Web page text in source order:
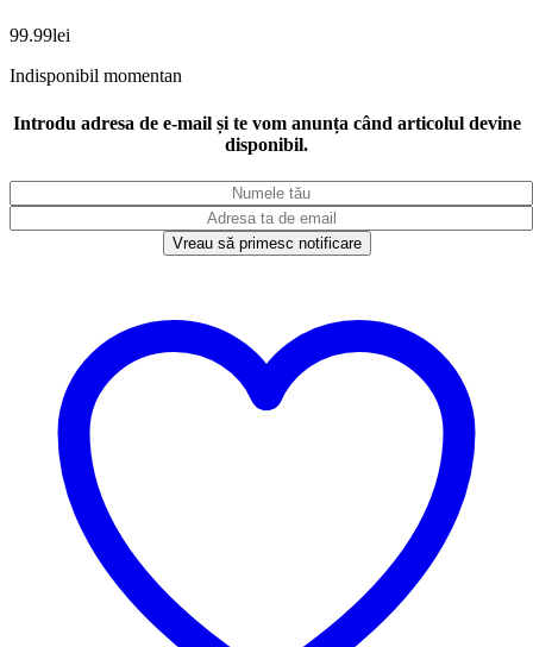
99.99lei
Indisponibil momentan
Introdu adresa de e-mail și te vom anunța când articolul devine
disponibil.
Vreau să primesc notificare